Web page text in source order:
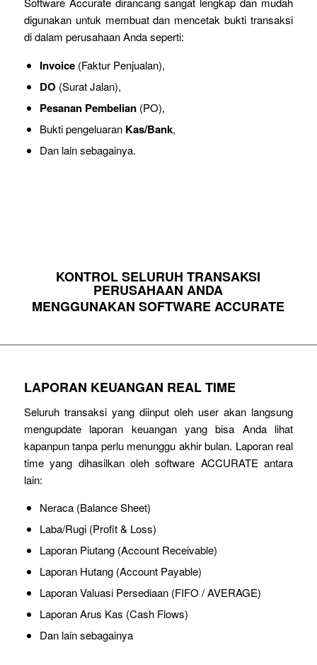
digunakan untuk membuat dan mencetak bukti transaksi
di dalam perusahaan Anda seperti:
Invoice(Faktur Penjualan),
DO (Surat Jalan),
Pesanan Pembelian(PO),
Bukti pengeluaran Kas/Bank,
Dan lain sebagainya.
KONTROL SELURUH TRANSAKSI
PERUSAHAAN ANDA
MENGGUNAKAN SOFTWARE ACCURATE
LAPORAN KEUANGAN REAL TIME
Seluruh transaksi yang diinput oleh user akan langsung
mengupdate laporan keuangan yang bisa Anda lihat
kapanpun tanpa perlu menunggu akhir bulan. Laporan real
time yang dihasilkan oleh software ACCURATE antara
lain:
Neraca (Balance Sheet)
Laba/Rugi (Profit & Loss)
Laporan Piutang (Account Receivable)
Laporan Hutang (Account Payable)
Laporan Valuasi Persediaan (FIFO / AVERAGE)
Laporan Arus Kas (Cash Flows)
Dan lain sebagainya